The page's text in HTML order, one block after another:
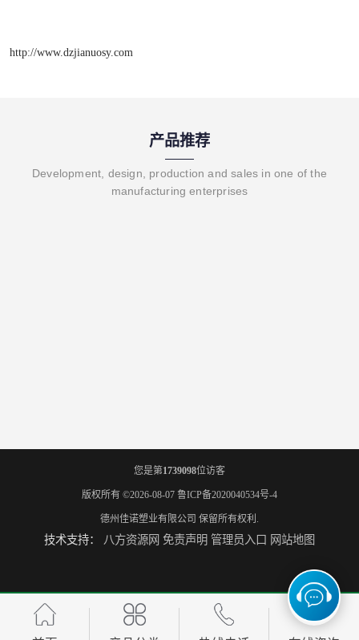
http://www.dzjianuosy.com
产品推荐
Development, design, production and sales in one of the
manufacturing enterprises
您是第1739098位访客
版权所有 ©2026-08-07 鲁ICP备2020040534号-4
德州佳诺塑业有限公司 保留所有权利.
技术支持： 八方资源网 免责声明 管理员入口 网站地图